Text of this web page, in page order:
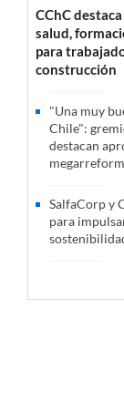
CChC
salud,
para
construcción
"Una muy
Chile":
destacan
SalfaCorp y
para